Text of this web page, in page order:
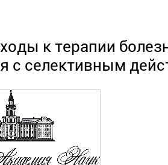
к терапии
с селективным